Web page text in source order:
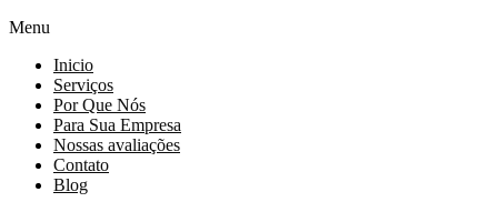
Menu
Inicio
Serviços
Por Que Nós
Para Sua Empresa
Nossas avaliações
Contato
Blog